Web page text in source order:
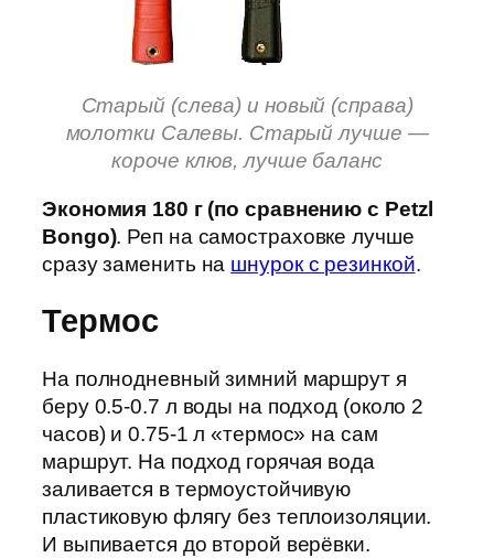
Старый (слева) и новый (справа)
молотки Салевы. Старый лучше —
короче клюв, лучше баланс
Экономия 180 г (по сравнению с Petzl
Bongo). Реп на самостраховке лучше
сразу заменить на шнурок с резинкой.
Термос
На полнодневный зимний маршрут я
беру 0.5-0.7 л воды на подход (около 2
часов) и 0.75-1 л «термос» на сам
маршрут. На подход горячая вода
заливается в термоустойчивую
пластиковую флягу без теплоизоляции.
И выпивается до второй верёвки.